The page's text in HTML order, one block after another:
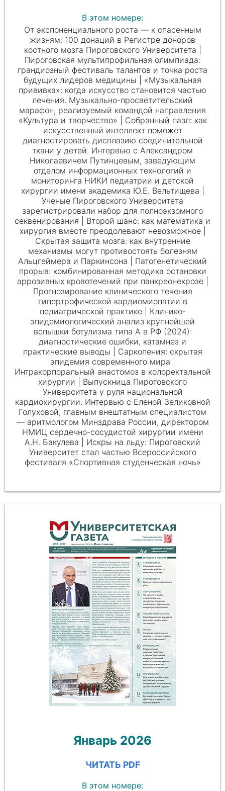
В этом номере:
От экспоненциального роста — к спасенным
жизням: 100 донаций в Регистре доноров
костного мозга Пироговского Университета |
Пироговская мультипрофильная олимпиада:
грандиозный фестиваль талантов и точка роста
будущих лидеров медицины | «Музыкальная
прививка»: когда искусство становится частью
лечения. Музыкально-просветительский
марафон, реализуемый командой направления
«Культура и творчество» | Собранный пазл: как
искусственный интеллект поможет
диагностировать дисплазию соединительной
ткани у детей. Интервью с Александром
Николаевичем Путинцевым, заведующим
отделом информационных технологий и
мониторинга НИКИ педиатрии и детской
хирургии имени академика Ю.Е. Вельтищева
Ученые Пироговского Университета
зарегистрировали набор для полноэкзомного
секвенирования | Второй шанс: как математика и
хирургия вместе преодолевают невозможное |
Скрытая защита мозга: как внутренние
механизмы могут противостоять болезням
Альцгеймера и Паркинсона | Патогенетический
прорыв: комбинированная методика остановки
аррозивных кровотечений при панкреонекрозе |
Прогнозирование клинического течения
гипертрофической кардиомиопатии в
педиатрической практике | Клинико-
эпидемиологический анализ крупнейшей
вспышки ботулизма типа А в РФ (2024):
диагностические ошибки, катамнез и
практические выводы | Саркопения: скрытая
эпидемия современного мира |
Интракорпоральный анастомоз в колоректальной
хирургии | Выпускница Пироговского
Университета у руля национальной
кардиохирургии. Интервью с Еленой Зеликовной
Голуховой, главным внештатным специалистом
— аритмологом Минздрава России, директором
НМИЦ сердечно-сосудистой хирургии имени
А.Н. Бакулева | Искры на льду: Пироговский
Университет стал частью Всероссийского
фестиваля «Спортивная студенческая ночь»
Январь 2026
ЧИТАТЬ PDF
В этом номере: